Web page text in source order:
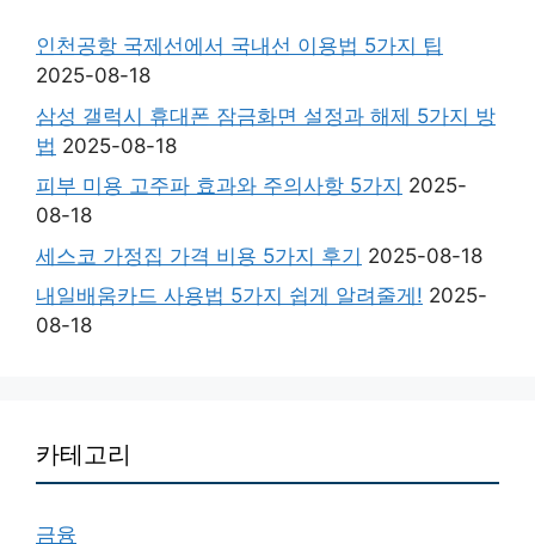
인천공항 국제선에서 국내선 이용법 5가지 팁
2025-08-18
삼성 갤럭시 휴대폰 잠금화면 설정과 해제 5가지 방
법 2025-08-18
피부 미용 고주파 효과와 주의사항 5가지 2025-
08-18
세스코 가정집 가격 비용 5가지 후기 2025-08-18
내일배움카드 사용법 5가지 쉽게 알려줄게! 2025-
08-18
카테고리
금융